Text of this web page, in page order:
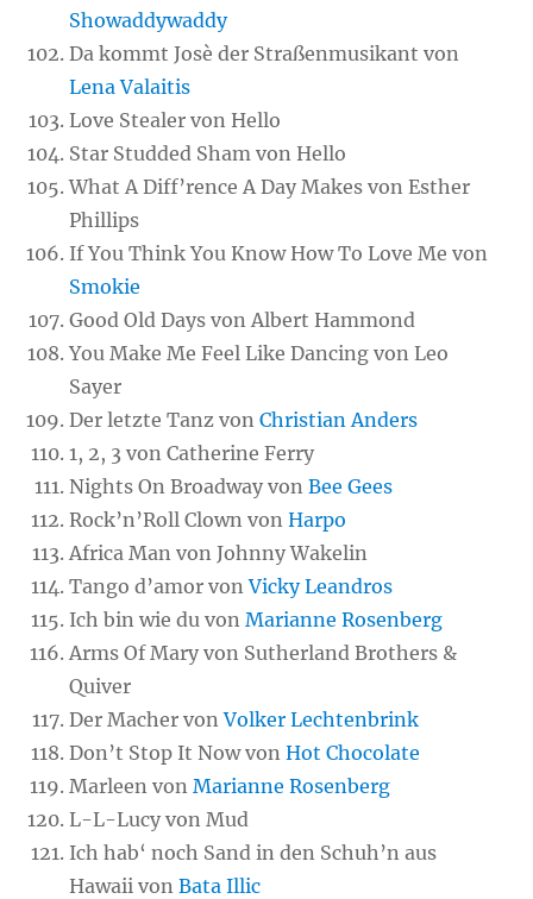
Showaddywaddy
Da kommt Josè der Straßenmusikant von
Lena Valaitis
Love Stealer von Hello
Star Studded Sham von Hello
What A Diff’rence A Day Makes von Esther
Phillips
If You Think You Know How To Love Me von
Smokie
Good Old Days von Albert Hammond
You Make Me Feel Like Dancing von Leo
Sayer
Der letzte Tanz vonChristian Anders
1, 2, 3 von Catherine Ferry
Nights On Broadway vonBee Gees
Rock’n’Roll Clown vonHarpo
Africa Man von Johnny Wakelin
Tango d’amor vonVicky Leandros
Ich bin wie du vonMarianne Rosenberg
Arms Of Mary von Sutherland Brothers &
Quiver
Der Macher vonVolker Lechtenbrink
Don’t Stop It Now vonHot Chocolate
Marleen vonMarianne Rosenberg
L-L-Lucy von Mud
Ich hab‘ noch Sand in den Schuh’n aus
Hawaii vonBata Illic